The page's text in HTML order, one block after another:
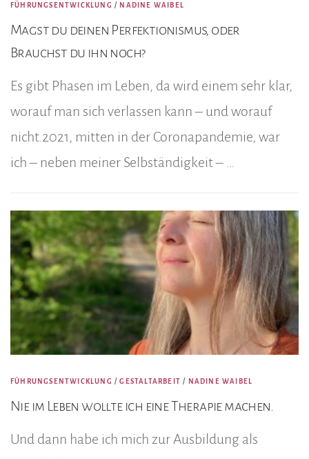
FÜHRUNGSENTWICKLUNG / NADINE WAIBEL
Magst du deinen Perfektionismus, oder
Brauchst du ihn noch?
Es gibt Phasen im Leben, da wird einem sehr klar,
worauf man sich verlassen kann – und worauf
nicht.2021, mitten in der Coronapandemie, war
ich – neben meiner Selbständigkeit – …
FÜHRUNGSENTWICKLUNG /GESTALTARBEIT / NADINE WAIBEL
Nie im Leben wollte ich eine Therapie machen.
Und dann habe ich mich zur Ausbildung als